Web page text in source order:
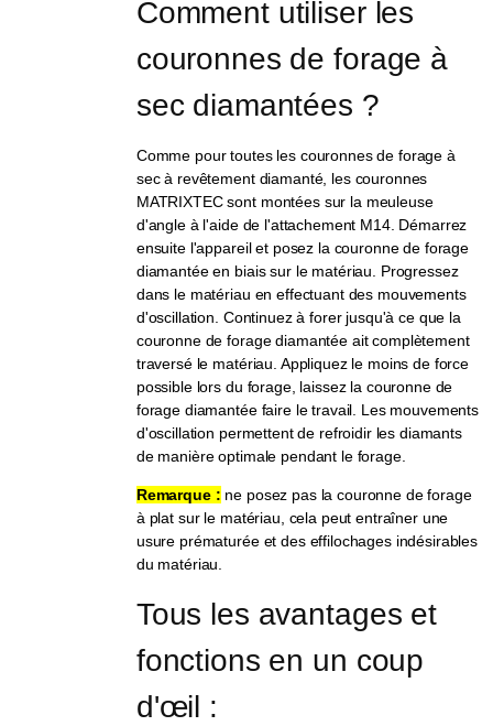
Comment utiliser les
couronnes de forage à
sec diamantées ?
Comme pour toutes les couronnes de forage à
sec à revêtement diamanté, les couronnes
MATRIXTEC sont montées sur la meuleuse
d'angle à l'aide de l'attachement M14. Démarrez
ensuite l'appareil et posez la couronne de forage
diamantée en biais sur le matériau. Progressez
dans le matériau en effectuant des mouvements
d'oscillation. Continuez à forer jusqu'à ce que la
couronne de forage diamantée ait complètement
traversé le matériau. Appliquez le moins de force
possible lors du forage, laissez la couronne de
forage diamantée faire le travail. Les mouvements
d'oscillation permettent de refroidir les diamants
de manière optimale pendant le forage.
Remarque : ne posez pas la couronne de forage
à plat sur le matériau, cela peut entraîner une
usure prématurée et des effilochages indésirables
du matériau.
Tous les avantages et
fonctions en un coup
d'œil :